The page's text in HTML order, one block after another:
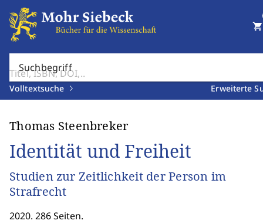
Suchbegriff
Volltextsuche Erweiterte
shopping_cart
Thomas Steenbreker
Identität und Freiheit
Studien zur Zeitlichkeit der Person im
Strafrecht
2020. 286 Seiten.